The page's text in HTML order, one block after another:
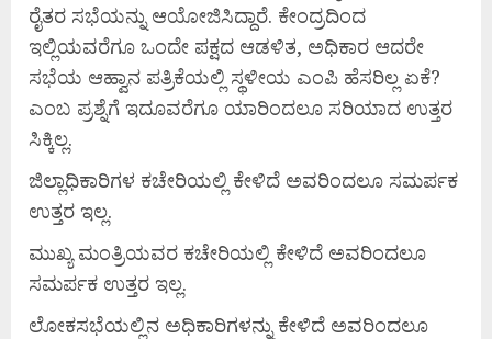
ರೈತರ ಸಭೆಯನ್ನು ಆಯೋಜಿಸಿದ್ದಾರೆ. ಕೇಂದ್ರದಿಂದ
ಇಲ್ಲಿಯವರೆಗೂ ಒಂದೇ ಪಕ್ಷದ ಆಡಳಿತ, ಅಧಿಕಾರ ಆದರೇ
ಸಭೆಯ ಆಹ್ವಾನ ಪತ್ರಿಕೆಯಲ್ಲಿ ಸ್ಥಳೀಯ ಎಂಪಿ ಹೆಸರಿಲ್ಲ ಏಕೆ?
ಎಂಬ ಪ್ರಶ್ನೆಗೆ ಇದೂವರೆಗೂ ಯಾರಿಂದಲೂ ಸರಿಯಾದ ಉತ್ತರ
ಸಿಕ್ಕಿಲ್ಲ.
ಜಿಲ್ಲಾಧಿಕಾರಿಗಳ ಕಚೇರಿಯಲ್ಲಿ ಕೇಳಿದೆ ಅವರಿಂದಲೂ ಸಮರ್ಪಕ
ಉತ್ತರ ಇಲ್ಲ.
ಮುಖ್ಯ ಮಂತ್ರಿಯವರ ಕಚೇರಿಯಲ್ಲಿ ಕೇಳಿದೆ ಅವರಿಂದಲೂ
ಸಮರ್ಪಕ ಉತ್ತರ ಇಲ್ಲ.
ಲೋಕಸಭೆಯಲ್ಲಿನ ಅಧಿಕಾರಿಗಳನ್ನು ಕೇಳಿದೆ ಅವರಿಂದಲೂ